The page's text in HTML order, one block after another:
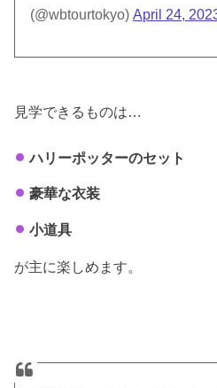
(@wbtourtokyo)April 24,
見学できるものは…
ハリーポッターのセット
豪華な衣装
小道具
が主に楽しめます。